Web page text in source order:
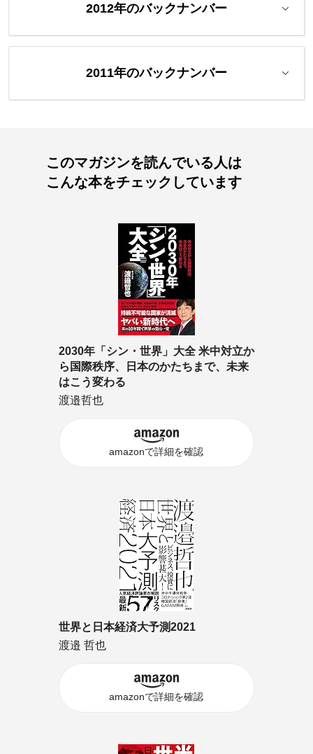
2012年のバックナンバー
2011年のバックナンバー
このマガジンを読んでいる人は
こんな本をチェックしています
2030年「シン・世界」大全 米中対立か
ら国際秩序、日本のかたちまで、未来
はこう変わる
渡邉哲也
amazonで詳細を確認
世界と日本経済大予測2021
渡邉 哲也
amazonで詳細を確認